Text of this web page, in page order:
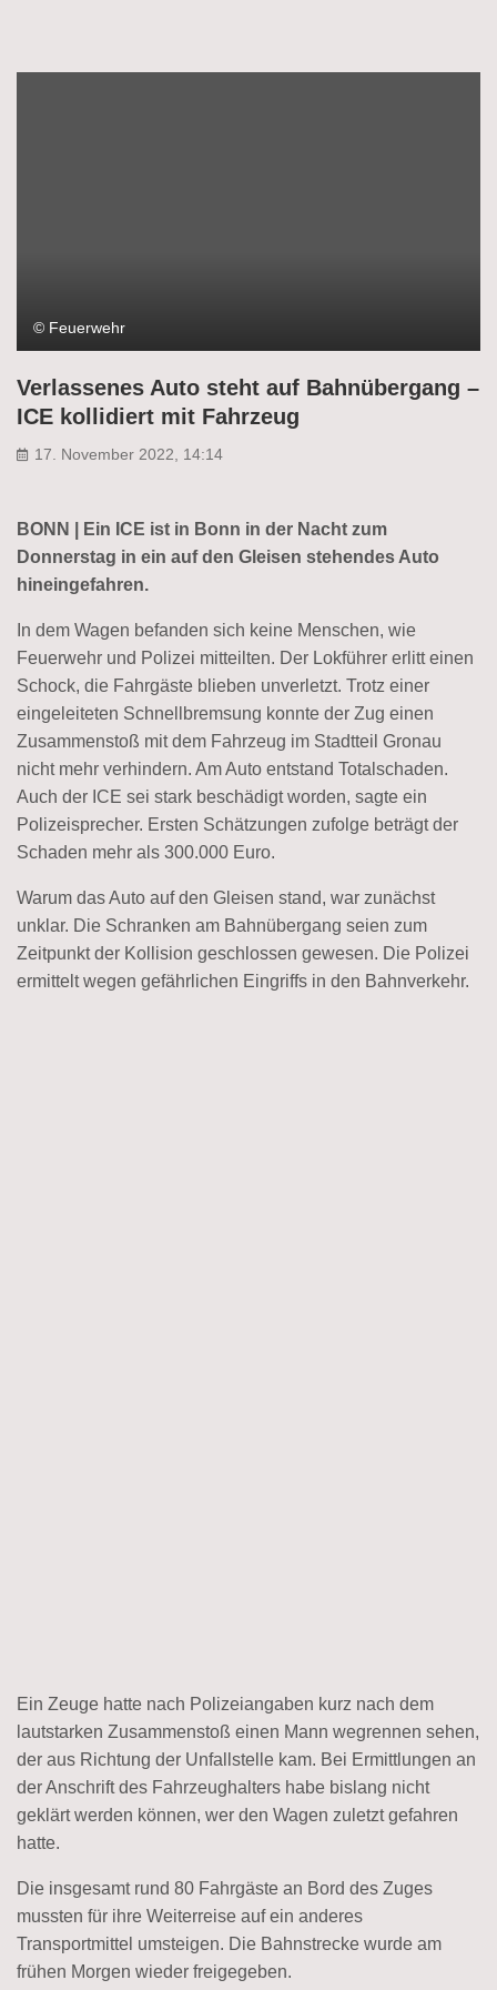
© Feuerwehr
Verlassenes Auto steht auf Bahnübergang –
ICE kollidiert mit Fahrzeug
17. November 2022, 14:14
BONN | Ein ICE ist in Bonn in der Nacht zum
Donnerstag in ein auf den Gleisen stehendes Auto
hineingefahren.
In dem Wagen befanden sich keine Menschen, wie
Feuerwehr und Polizei mitteilten. Der Lokführer erlitt einen
Schock, die Fahrgäste blieben unverletzt. Trotz einer
eingeleiteten Schnellbremsung konnte der Zug einen
Zusammenstoß mit dem Fahrzeug im Stadtteil Gronau
nicht mehr verhindern. Am Auto entstand Totalschaden.
Auch der ICE sei stark beschädigt worden, sagte ein
Polizeisprecher. Ersten Schätzungen zufolge beträgt der
Schaden mehr als 300.000 Euro.
Warum das Auto auf den Gleisen stand, war zunächst
unklar. Die Schranken am Bahnübergang seien zum
Zeitpunkt der Kollision geschlossen gewesen. Die Polizei
ermittelt wegen gefährlichen Eingriffs in den Bahnverkehr.
Ein Zeuge hatte nach Polizeiangaben kurz nach dem
lautstarken Zusammenstoß einen Mann wegrennen sehen,
der aus Richtung der Unfallstelle kam. Bei Ermittlungen an
der Anschrift des Fahrzeughalters habe bislang nicht
geklärt werden können, wer den Wagen zuletzt gefahren
hatte.
Die insgesamt rund 80 Fahrgäste an Bord des Zuges
mussten für ihre Weiterreise auf ein anderes
Transportmittel umsteigen. Die Bahnstrecke wurde am
frühen Morgen wieder freigegeben.